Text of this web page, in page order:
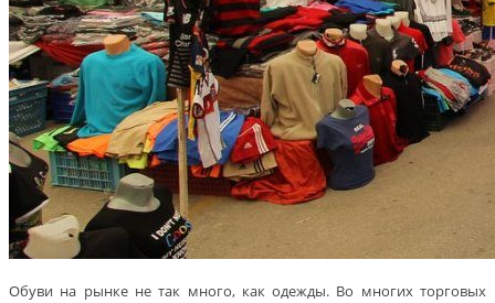
Обуви на рынке не так много, как одежды. Во многих торговых